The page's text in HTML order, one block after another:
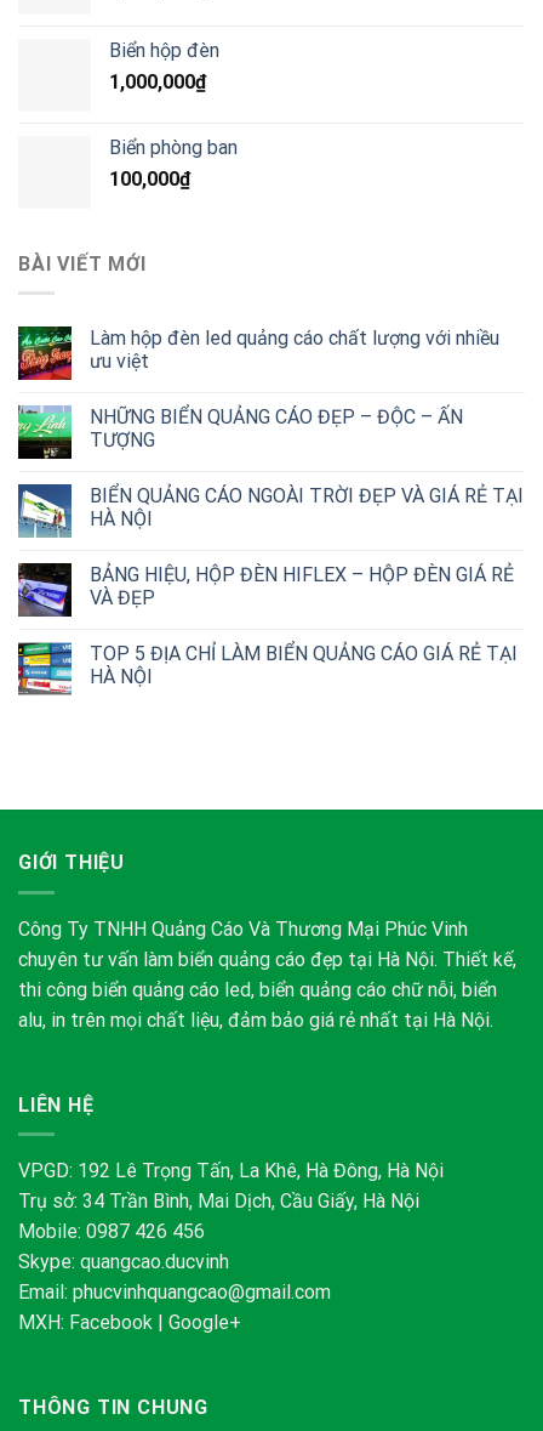
Biển hộp đèn
1,000,000₫
Biển phòng ban
100,000₫
BÀI VIẾT MỚI
Làm hộp đèn led quảng cáo chất lượng với nhiều
ưu việt
NHỮNG BIỂN QUẢNG CÁO ĐẸP – ĐỘC – ẤN
TƯỢNG
BIỂN QUẢNG CÁO NGOÀI TRỜI ĐẸP VÀ GIÁ RẺ TẠI
HÀ NỘI
BẢNG HIỆU, HỘP ĐÈN HIFLEX – HỘP ĐÈN GIÁ RẺ
VÀ ĐẸP
TOP 5 ĐỊA CHỈ LÀM BIỂN QUẢNG CÁO GIÁ RẺ TẠI
HÀ NỘI
GIỚI THIỆU
Công Ty TNHH Quảng Cáo Và Thương Mại Phúc Vinh
chuyên tư vấn làm biển quảng cáo đẹp tại Hà Nội. Thiết kế,
thi công biển quảng cáo led, biển quảng cáo chữ nỗi, biển
alu, in trên mọi chất liệu, đảm bảo giá rẻ nhất tại Hà Nội.
LIÊN HỆ
VPGD: 192 Lê Trọng Tấn, La Khê, Hà Đông, Hà Nội
Trụ sở: 34 Trần Bình, Mai Dịch, Cầu Giấy, Hà Nội
Mobile: 0987 426 456
Skype: quangcao.ducvinh
Email: phucvinhquangcao@gmail.com
MXH: Facebook Google+
THÔNG TIN CHUNG